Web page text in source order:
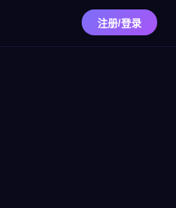
注册/登录